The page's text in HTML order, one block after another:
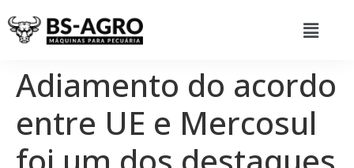
Adiamento do acordo
entre UE e Mercosul